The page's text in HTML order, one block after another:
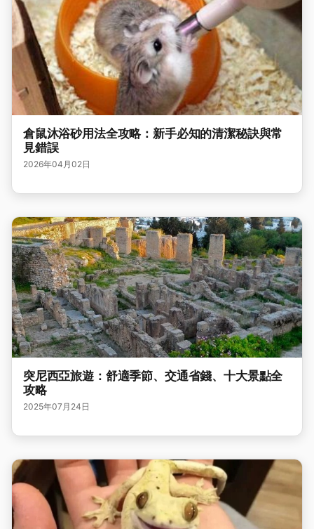
倉鼠沐浴砂用法全攻略：新手必知的清潔秘訣與常
見錯誤
2026年04月02日
突尼西亞旅遊：舒適季節、交通省錢、十大景點全
攻略
2025年07月24日